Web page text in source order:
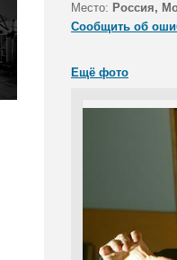
Место: Россия,
Сообщить об
Ещё фото